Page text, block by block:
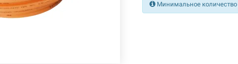
Минимальное количество